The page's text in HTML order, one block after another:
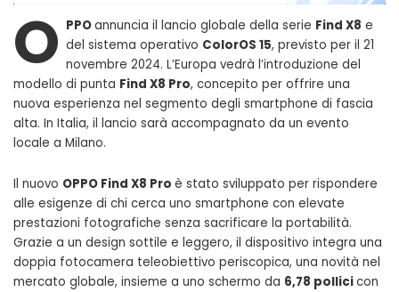
O PPOannuncia il lancio globale della serie Find X8 e
del sistema operativo ColorOS 15, previsto per il 21
novembre 2024. L’Europa vedrà l’introduzione del
modello di punta Find X8 Pro, concepito per offrire una
nuova esperienza nel segmento degli smartphone di fascia
alta. In Italia, il lancio sarà accompagnato da un evento
locale a Milano.
Il nuovo OPPO Find X8 Pro è stato sviluppato per rispondere
alle esigenze di chi cerca uno smartphone con elevate
prestazioni fotografiche senza sacrificare la portabilità.
Grazie a un design sottile e leggero, il dispositivo integra una
doppia fotocamera teleobiettivo periscopica, una novità nel
mercato globale, insieme a uno schermo da 6,78 pollicicon